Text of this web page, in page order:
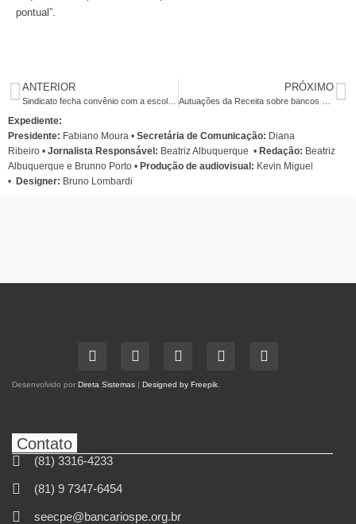
pontual”.
ANTERIOR PRÓXIMO
Expediente:
Presidente: Fabiano Moura • Secretária de Comunicação: Diana
Ribeiro • Jornalista Responsável: Beatriz Albuquerque • Redação: Beatriz
Albuquerque e Brunno Porto • Produção de audiovisual: Kevin Miguel
• Designer: Bruno Lombardi
Desenvolvido por Direta Sistemas | Designed by Freepik.
Contato
(81) 3316-4233
(81) 9 7347-6454
seecpe@bancariospe.org.br